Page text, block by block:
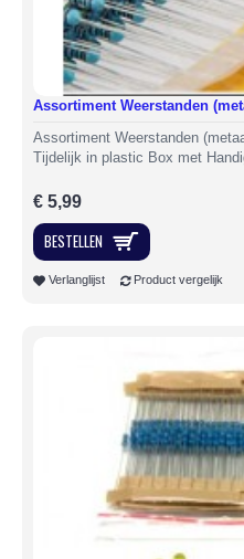
Assortiment Weerstanden
Assortiment Weerstanden
Tijdelijk in plastic Box met
€ 5,99
BESTELLEN
Verlanglijst Product vergelijk